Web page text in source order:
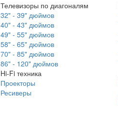
Телевизоры по диагоналям
32" - 39" дюймов
40" - 43" дюймов
49" - 55" дюймов
58" - 65" дюймов
70" - 85" дюймов
86" - 120" дюймов
Hi-Fi техника
Проекторы
Ресиверы